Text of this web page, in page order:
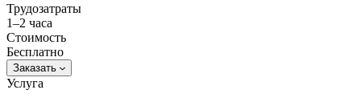
Трудозатраты
1–2 часа
Стоимость
Бесплатно
Заказать
Услуга